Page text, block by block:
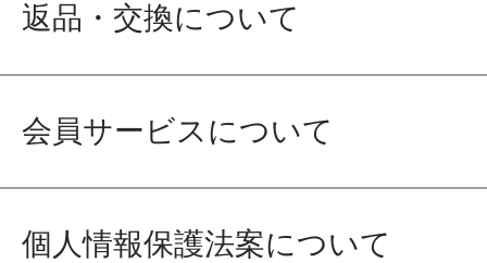
返品・交換について
会員サービスについて
個人情報保護法案について